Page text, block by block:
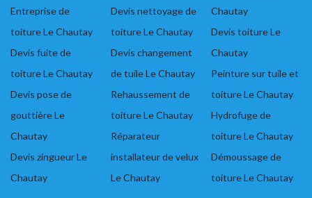
Entreprise de
toiture Le Chautay
Devis fuite de
toiture Le Chautay
Devis pose de
gouttière Le
Chautay
Devis zingueur Le
Chautay
Devis nettoyage de
toiture Le Chautay
Devis changement
de tuile Le Chautay
Rehaussement de
toiture Le Chautay
Réparateur
installateur de velux
Le Chautay
Chautay
Devis toiture Le
Chautay
Peinture sur tuile et
toiture Le Chautay
Hydrofuge de
toiture Le Chautay
Démoussage de
toiture Le Chautay